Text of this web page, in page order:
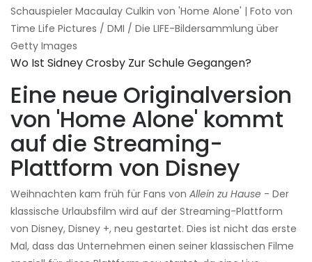
Schauspieler Macaulay Culkin von 'Home Alone' | Foto von
Time Life Pictures / DMI / Die LIFE-Bildersammlung über
Getty Images
Wo Ist Sidney Crosby Zur Schule Gegangen?
Eine neue Originalversion
von 'Home Alone' kommt
auf die Streaming-
Plattform von Disney
Weihnachten kam früh für Fans von Allein zu Hause - Der
klassische Urlaubsfilm wird auf der Streaming-Plattform
von Disney, Disney +, neu gestartet. Dies ist nicht das erste
Mal, dass das Unternehmen einen seiner klassischen Filme